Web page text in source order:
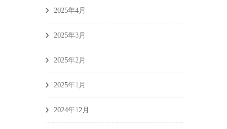
2025年4月
2025年3月
2025年2月
2025年1月
2024年12月